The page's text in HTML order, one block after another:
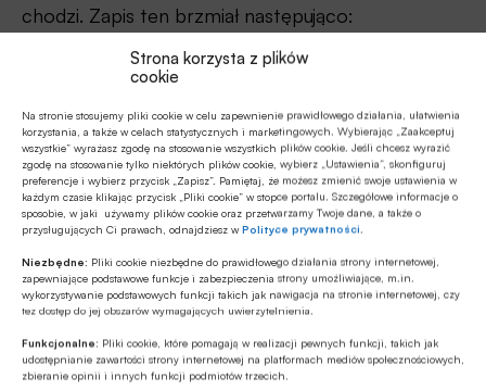
Strona korzysta z plików
cookie
Na stronie stosujemy pliki cookie w celu zapewnienie prawidłowego działania, ułatwienia
korzystania, a także w celach statystycznych i marketingowych. Wybierając „Zaakceptuj
wszystkie” wyrażasz zgodę na stosowanie wszystkich plików cookie. Jeśli chcesz wyrazić
zgodę na stosowanie tylko niektórych plików cookie, wybierz „Ustawienia”, skonfiguruj
preferencje i wybierz przycisk „Zapisz”. Pamiętaj, że możesz zmienić swoje ustawienia w
każdym czasie klikając przycisk „Pliki cookie” w stopce portalu. Szczegółowe informacje o
sposobie, w jaki używamy plików cookie oraz przetwarzamy Twoje dane, a także o
przysługujących Ci prawach, odnajdziesz wPolityce prywatności.
Niezbędne: Pliki cookie niezbędne do prawidłowego działania strony internetowej,
zapewniające podstawowe funkcje i zabezpieczenia strony umożliwiające, m.in.
wykorzystywanie podstawowych funkcji takich jak nawigacja na stronie internetowej, czy
tez dostęp do jej obszarów wymagających uwierzytelnienia.
Funkcjonalne: Pliki cookie, które pomagają w realizacji pewnych funkcji, takich jak
udostępnianie zawartości strony internetowej na platformach mediów społecznościowych,
zbieranie opinii i innych funkcji podmiotów trzecich.
chodzi. Zapis ten brzmiał następująco:
„W przypadku ekspozycji kredytowych (…)
inwestycyjnych, prowadzonych w ramach
powołanych do tego celu odrębnych spółek prawa
handlowego – ocenę sytuacji ekonomiczno-
finansowej dłużnika można zastąpić oceną
struktury prawno-finansowej projektu
inwestycyjnego, biorąc pod uwagę zawarte i
obowiązujące umowy i wiążące oświadczenia
projektu, ze szczególnym uwzględnieniem założeń